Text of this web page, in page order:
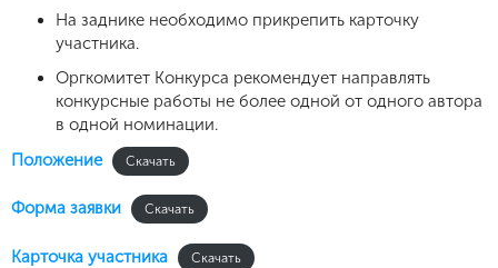
На заднике необходимо прикрепить карточку
участника.
Оргкомитет Конкурса рекомендует направлять
конкурсные работы не более одной от одного автора
в одной номинации.
Положение
Скачать
Форма заявки Скачать
Карточка участника Скачать